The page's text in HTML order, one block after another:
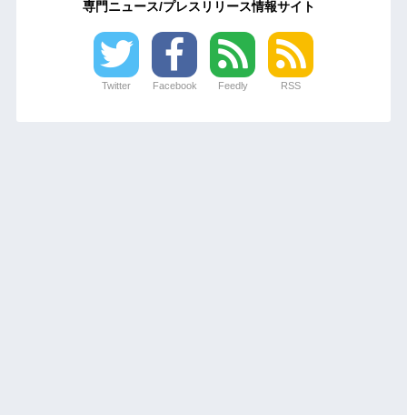
専門ニュース/プレスリリース情報サイト
Twitter Facebook Feedly RSS